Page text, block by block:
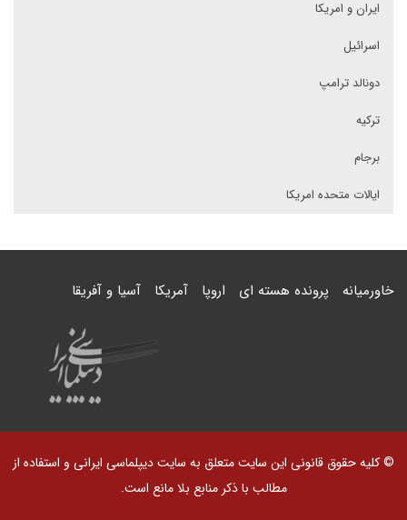
ایران و امریکا
اسرائیل
دونالد ترامپ
ترکیه
برجام
ایالات متحده امریکا
خاورمیانه پرونده هسته ای اروپا آمریکا آسیا و آفریقا
© کلیه حقوق قانونی این سایت متعلق به سایت دیپلماسی ایرانی و استفاده از
مطالب با ذکر منابع بلا مانع است.